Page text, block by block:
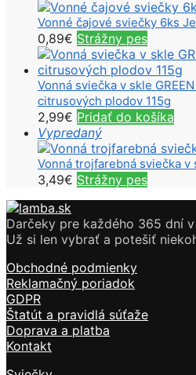
Vonné čajové sviečky 6ks
0,89€ Strážny pes
Vonná sviečka v skle
citrusových plodov 115g
2,99€ Pridať do košíka
Vypredaný
Vonná trojfarebná sviečka v
3,49€ Strážny pes
Darčeky pre každého 365 dní
Už si len vybrať a potešiť
Obchodné podmienky
Reklamačný poriadok
GDPR
Štatút a pravidlá súťaže
Doprava a platba
Kontakt